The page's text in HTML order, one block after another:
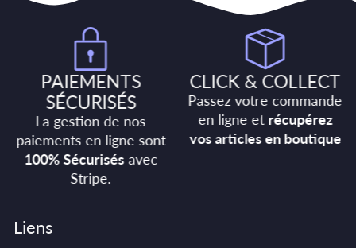
PAIEMENTS
SÉCURISÉS
La gestion de nos
paiements en ligne sont
100% Sécurisésavec
Stripe.
CLICK & COLLECT
Passez votre commande
en ligne et récupérez
vos articles en boutique
Liens